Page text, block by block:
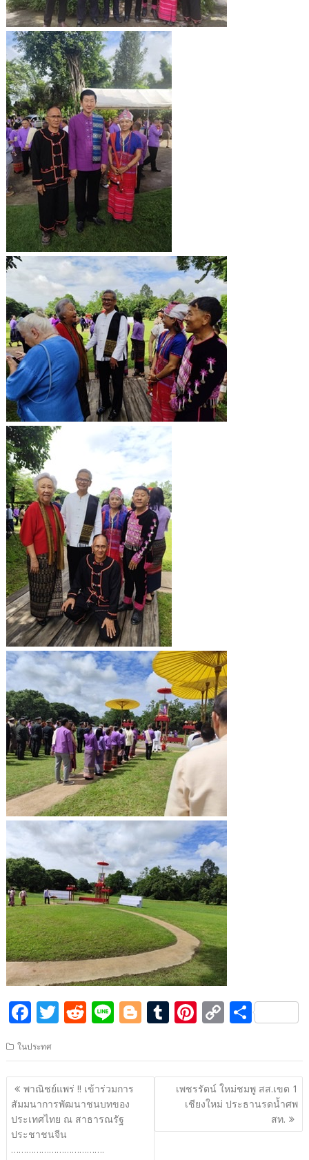
F
e
b
o
o
k
T
itt
er
R
d
di
t
Li
e
Bl
g
g
T
m
bl
r
Pi
er
e
st
C
p
y
Li
S
ar
e
ในประทศ
แนะแนว
เรื่อง
พาณิชย์แพร่ !! เข้าร่วมการ
สัมมนาการพัฒนาชนบทของ
ประเทศไทย ณ สาธารณรัฐ
ประชาชนจีน
……………………………….
เพชรรัตน์ ใหม่ชมพู สส.เขต 1
เชียงใหม่ ประธานรดน้ำศพ
สท.